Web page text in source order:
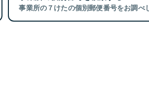
事業所の７けたの個別郵便番号をお調べ